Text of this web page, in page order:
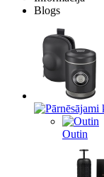
Blogs
Outin